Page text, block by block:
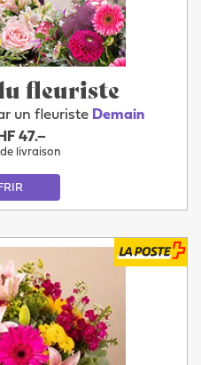
fleuriste
un fleuriste Demain
47.–
livraison